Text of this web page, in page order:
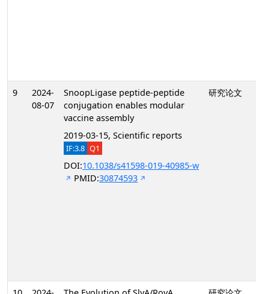
9
2024-
08-07
SnoopLigase peptide-peptide
conjugation enables modular
vaccine assembly
2019-03-15, Scientific reports
IF:3.8 Q1
DOI:10.1038/s41598-019-40985-w
PMID:30874593
研究论文